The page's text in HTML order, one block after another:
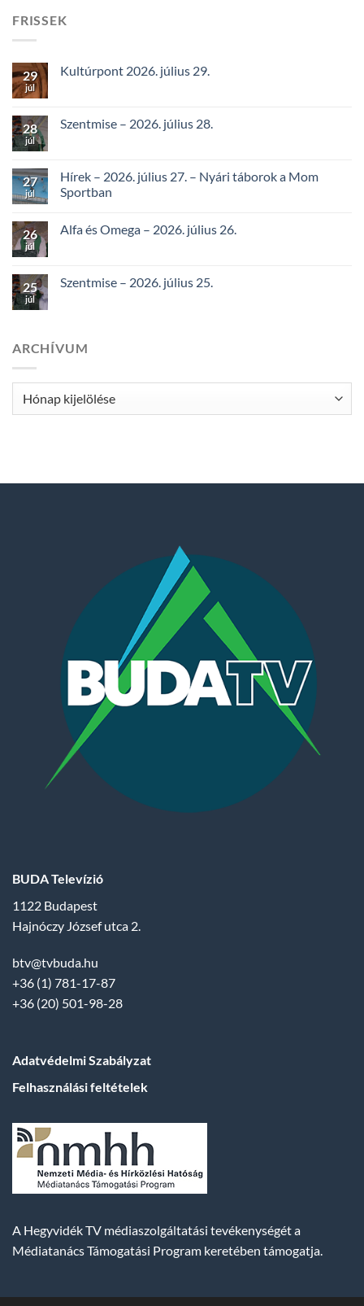
FRISSEK
29
júl
Kultúrpont 2026. július 29.
28
júl
Szentmise – 2026. július 28.
27
júl
Hírek – 2026. július 27. – Nyári táborok a Mom
Sportban
26
júl
Alfa és Omega – 2026. július 26.
25
júl
Szentmise – 2026. július 25.
ARCHÍVUM
Archívum
BUDA Televízió
1122 Budapest
Hajnóczy József utca 2.
btv@tvbuda.hu
+36 (1) 781-17-87
+36 (20) 501-98-28
Adatvédelmi Szabályzat
Felhasználási feltételek
A Hegyvidék TV médiaszolgáltatási tevékenységét a
Médiatanács Támogatási Program keretében támogatja.